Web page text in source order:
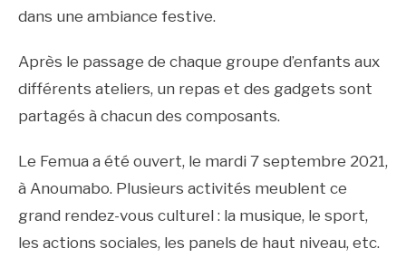
dans une ambiance festive.
Après le passage de chaque groupe d’enfants aux
différents ateliers, un repas et des gadgets sont
partagés à chacun des composants.
Le Femua a été ouvert, le mardi 7 septembre 2021,
à Anoumabo. Plusieurs activités meublent ce
grand rendez-vous culturel : la musique, le sport,
les actions sociales, les panels de haut niveau, etc.